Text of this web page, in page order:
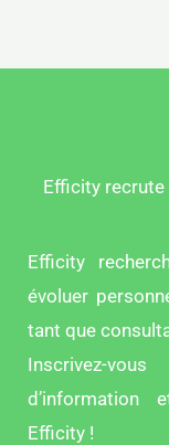
Efficity
Efficity
évoluer
tant que
Inscrivez-
d’information
Efficity !